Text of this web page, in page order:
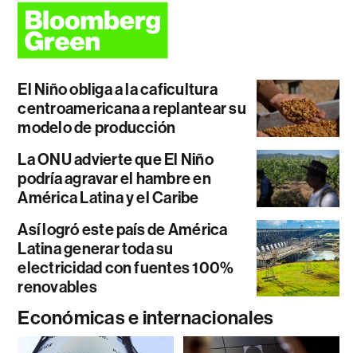
El Niño obliga a la caficultura
centroamericana a replantear su
modelo de producción
La ONU advierte que El Niño
podría agravar el hambre en
América Latina y el Caribe
Así logró este país de América
Latina generar toda su
electricidad con fuentes 100%
renovables
Económicas e internacionales